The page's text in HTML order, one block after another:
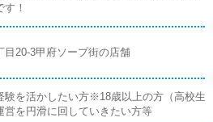
メインとなります。業務全般に慣れていた
！
目20-3甲府ソープ街の店舗
験を活かしたい方※18歳以上の方（高校生
を円滑に回していきたい方等